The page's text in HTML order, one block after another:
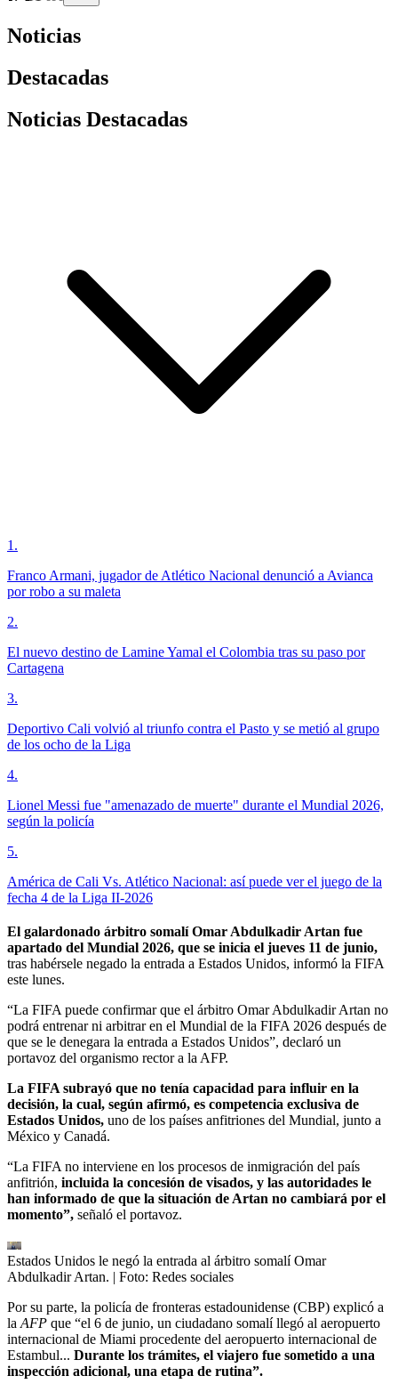
Noticias
Destacadas
Noticias Destacadas
1 .
Franco Armani, jugador de Atlético Nacional denunció a Avianca
por robo a su maleta
2.
El nuevo destino de Lamine Yamal el Colombia tras su paso por
Cartagena
3.
Deportivo Cali volvió al triunfo contra el Pasto y se metió al grupo
de los ocho de la Liga
4.
Lionel Messi fue "amenazado de muerte" durante el Mundial 2026,
según la policía
5.
América de Cali Vs. Atlético Nacional: así puede ver el juego de la
fecha 4 de la Liga II-2026
El galardonado árbitro somalí Omar Abdulkadir Artan fue
apartado del Mundial 2026, que se inicia el jueves 11 de junio,
tras habérsele negado la entrada a Estados Unidos, informó la FIFA
este lunes.
“La FIFA puede confirmar que el árbitro Omar Abdulkadir Artan no
podrá entrenar ni arbitrar en el Mundial de la FIFA 2026 después de
que se le denegara la entrada a Estados Unidos”, declaró un
portavoz del organismo rector a la AFP.
La FIFA subrayó que no tenía capacidad para influir en la
decisión, la cual, según afirmó, es competencia exclusiva de
Estados Unidos, uno de los países anfitriones del Mundial, junto a
México y Canadá.
“La FIFA no interviene en los procesos de inmigración del país
anfitrión, incluida la concesión de visados, y las autoridades le
han informado de que la situación de Artan no cambiará por el
momento”, señaló el portavoz.
Estados Unidos le negó la entrada al árbitro somalí Omar
Abdulkadir Artan. | Foto: Redes sociales
Por su parte, la policía de fronteras estadounidense (CBP) explicó a
la AFP que “el 6 de junio, un ciudadano somalí llegó al aeropuerto
internacional de Miami procedente del aeropuerto internacional de
Estambul... Durante los trámites, el viajero fue sometido a una
inspección adicional, una etapa de rutina”.